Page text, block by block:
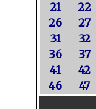
21
22
26
27
31
32
36
37
41
42
46
47